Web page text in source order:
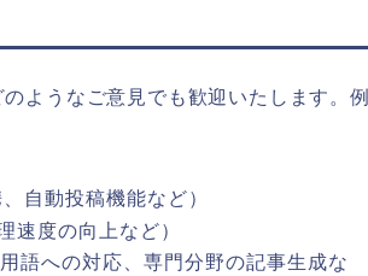
ようなご意見でも歓迎いたします。例
自動投稿機能など）
速度の向上など）
語への対応、専門分野の記事生成な